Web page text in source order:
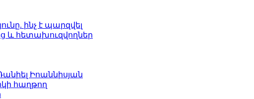
ինչ է պարզվել
և հետախուզվողներ
Իոաննիսյան
հաղթող